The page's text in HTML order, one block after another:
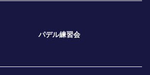
パデル練習会